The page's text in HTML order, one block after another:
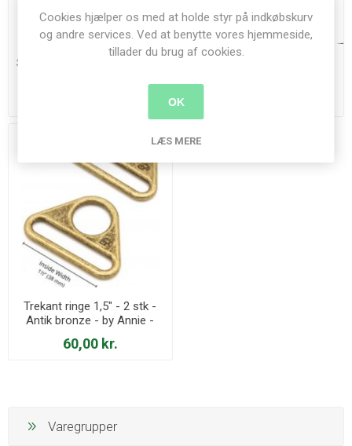
Stiletto og presse - by Annie
NYHED
Trekant ringe 1,5" - 2 stk -
Antik bronze - by Annie -
HAR1.5-TR-AB-TWO
60,00 kr.
Varegrupper
Cookies hjælper os med at holde styr på indkøbskurv
og andre services. Ved at benytte vores hjemmeside,
tillader du brug af cookies.
OK
LÆS MERE